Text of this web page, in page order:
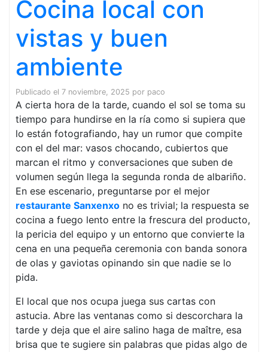
Cocina local con
vistas y buen
ambiente
Publicado el 7 noviembre, 2025 por paco
A cierta hora de la tarde, cuando el sol se toma su
tiempo para hundirse en la ría como si supiera que
lo están fotografiando, hay un rumor que compite
con el del mar: vasos chocando, cubiertos que
marcan el ritmo y conversaciones que suben de
volumen según llega la segunda ronda de albariño.
En ese escenario, preguntarse por el mejor
restaurante Sanxenxo no es trivial; la respuesta se
cocina a fuego lento entre la frescura del producto,
la pericia del equipo y un entorno que convierte la
cena en una pequeña ceremonia con banda sonora
de olas y gaviotas opinando sin que nadie se lo
pida.
El local que nos ocupa juega sus cartas con
astucia. Abre las ventanas como si descorchara la
tarde y deja que el aire salino haga de maître, esa
brisa que te sugiere sin palabras que pidas algo de